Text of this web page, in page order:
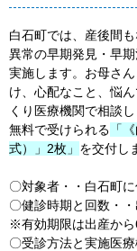
白石町では、産後間
異常の早期発見・早
実施します。お母さ
け、心配なこと、悩
くり医療機関で相談
無料で受けられる 「
式）」2枚」 を交付し
〇対象者・・白石町
〇健診時期と回数・
※有効期限は出産か
〇受診方法と実施医